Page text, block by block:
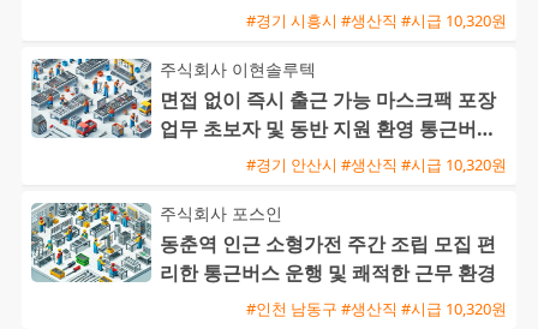
#경기 시흥시 #생산직 #시급 10,320원
주식회사 이현솔루텍
면접 없이 즉시 출근 가능 마스크팩 포장
업무 초보자 및 동반 지원 환영 통근버스
#경기 안산시 #생산직 #시급 10,320원
주식회사 포스인
동춘역 인근 소형가전 주간 조립 모집 편
리한 통근버스 운행 및 쾌적한 근무 환경
#인천 남동구 #생산직 #시급 10,320원